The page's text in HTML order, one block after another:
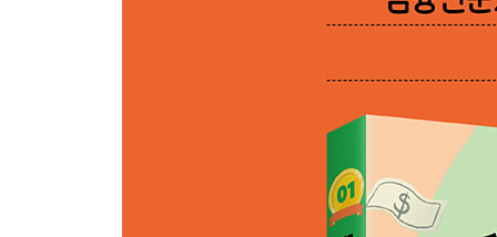
4. 호황과 불황 - 경기는 좋았다, 나빴다를 반복해요
---------------------------------------------------
제4장. 돈을 관리하는 중앙은행과 정부
---------------------------------------------------
1. 중앙은행 - 은행도 은행이 필요해요
2. 한국은행 - 목표는 물가의 안정